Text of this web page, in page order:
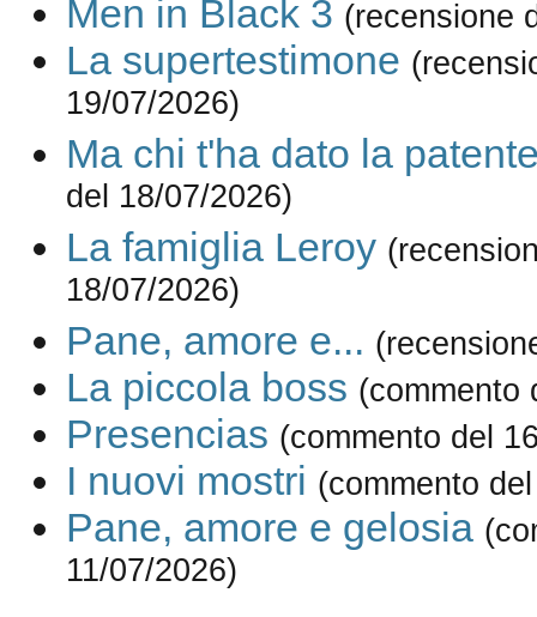
Men in Black 3 (recensione
La supertestimone
19/07/2026)
Ma chi t'ha dato la
del 18/07/2026)
La famiglia Leroy
18/07/2026)
Pane, amore e...
La piccola boss (commento
Presencias (commento del
I nuovi mostri (commento
Pane, amore e gelosia
11/07/2026)